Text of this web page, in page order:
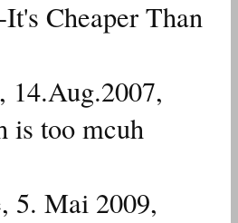
Cheaper Than
14.Aug.2007,
is too mcuh
5. Mai 2009,